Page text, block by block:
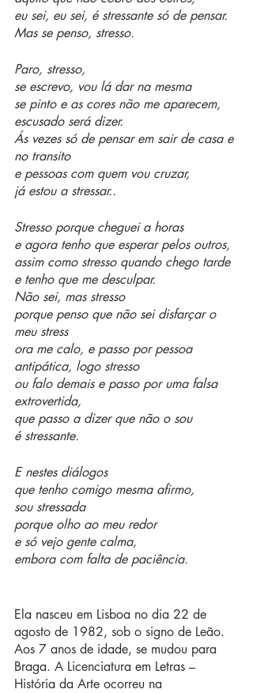
eu sei, eu sei, é stressante só de pensar.
Mas se penso, stresso.
Paro, stresso,
se escrevo, vou lá dar na mesma
se pinto e as cores não me aparecem,
escusado será dizer.
Ás vezes só de pensar em sair de casa e
no transito
e pessoas com quem vou cruzar,
já estou a stressar..
Stresso porque cheguei a horas
e agora tenho que esperar pelos outros,
assim como stresso quando chego tarde
e tenho que me desculpar.
Não sei, mas stresso
porque penso que não sei disfarçar o
meu stress
ora me calo, e passo por pessoa
antipática, logo stresso
ou falo demais e passo por uma falsa
extrovertida,
que passo a dizer que não o sou
é stressante.
E nestes diálogos
que tenho comigo mesma afirmo,
sou stressada
porque olho ao meu redor
e só vejo gente calma,
embora com falta de paciência.
Ela nasceu em Lisboa no dia 22 de
agosto de 1982, sob o signo de Leão.
Aos 7 anos de idade, se mudou para
Braga. A Licenciatura em Letras –
História da Arte ocorreu na